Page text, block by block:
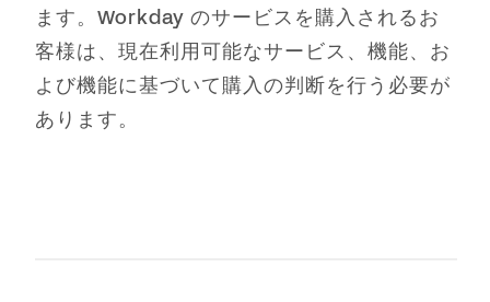
ます。Workday のサービスを購入されるお
客様は、現在利用可能なサービス、機能、お
よび機能に基づいて購入の判断を行う必要が
あります。